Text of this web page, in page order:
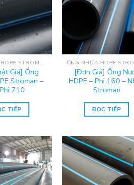
ỐNG NHỰA HDPE STROMAN
Giá] Ống
Stroman –
710
TIẾP
[Đơn Giá] Ống
HDPE – Phi 160 –
Stroman
ĐỌC TIẾP